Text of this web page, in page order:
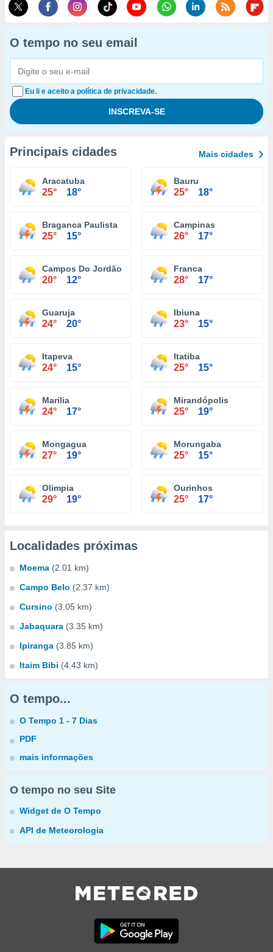
O tempo no seu email
Eu li e aceito a política de privacidade.
Principais cidades Mais cidades
Aracatuba
25° 18°
Bauru
25° 18°
Braganca Paulista
25° 15°
Campinas
26° 17°
Campos Do Jordão
20° 12°
Franca
28° 17°
Guaruja
24° 20°
Ibiuna
23° 15°
Itapeva
24° 15°
Itatiba
25° 15°
Marilia
24° 17°
Mirandópolis
25° 19°
Mongagua
27° 19°
Morungaba
25° 15°
Olimpia
29° 19°
Ourinhos
25° 17°
Localidades próximas
Moema (2.01 km)
Campo Belo (2.37 km)
Cursino (3.05 km)
Jabaquara (3.35 km)
Ipiranga (3.85 km)
Itaim Bibi (4.43 km)
O tempo...
O Tempo 1 - 7 Dias
PDF
mais informações
O tempo no seu Site
Widget de O Tempo
API de Meteorologia